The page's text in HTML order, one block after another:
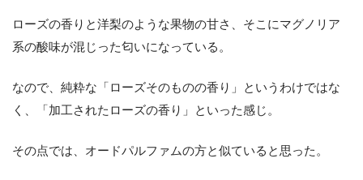
ローズの香りと洋梨のような果物の甘さ、そこにマグノリア
系の酸味が混じった匂いになっている。
なので、純粋な「ローズそのものの香り」というわけではな
く、「加工されたローズの香り」といった感じ。
その点では、オードパルファムの方と似ていると思った。